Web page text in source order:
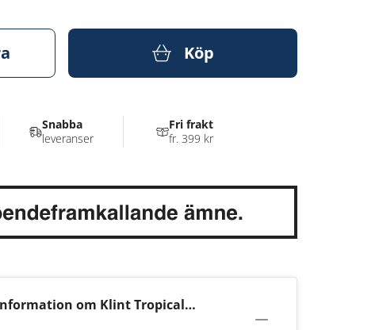
Köp
om Klint Tropical
Snabba
leveranser
Fri frakt
fr. 399 kr